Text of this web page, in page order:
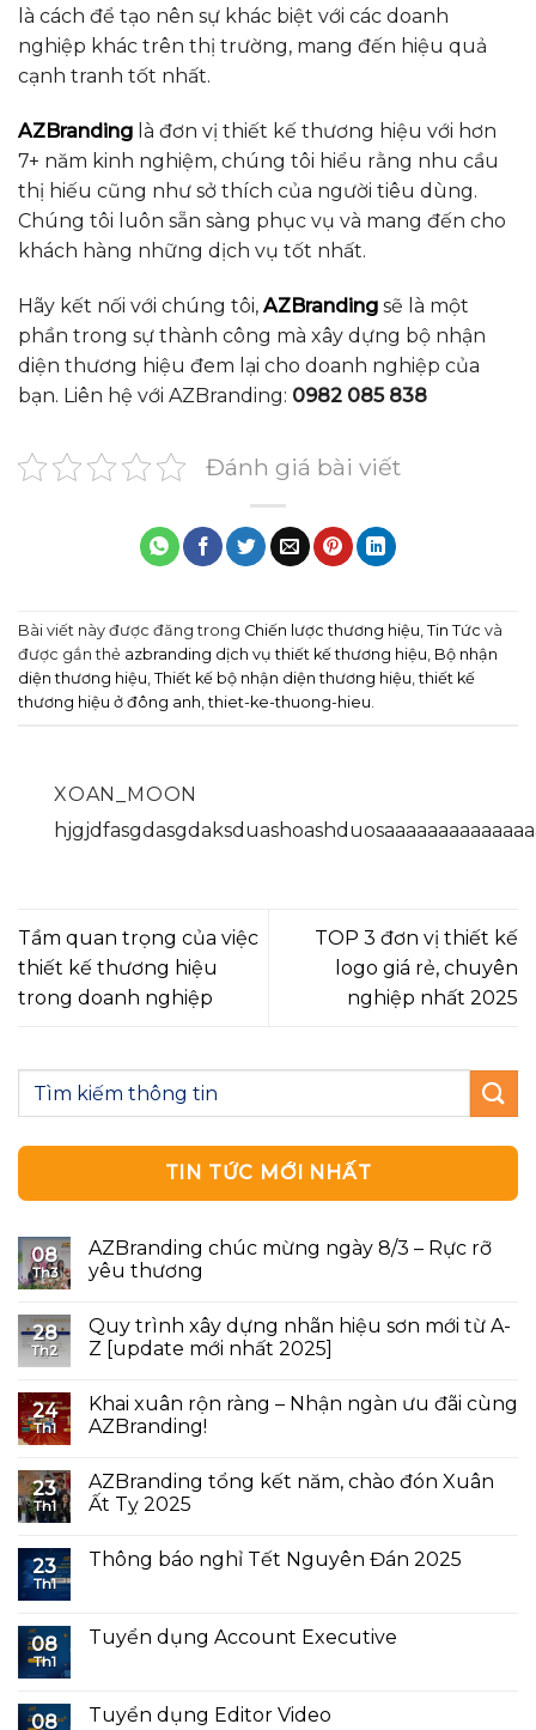
là cách để tạo nên sự khác biệt với các doanh
nghiệp khác trên thị trường, mang đến hiệu quả
cạnh tranh tốt nhất.
AZBranding là đơn vị thiết kế thương hiệu với hơn
7+ năm kinh nghiệm, chúng tôi hiểu rằng nhu cầu
thị hiếu cũng như sở thích của người tiêu dùng.
Chúng tôi luôn sẵn sàng phục vụ và mang đến cho
khách hàng những dịch vụ tốt nhất.
Hãy kết nối với chúng tôi, AZBranding sẽ là một
phần trong sự thành công mà xây dựng bộ nhận
diện thương hiệu đem lại cho doanh nghiệp của
bạn. Liên hệ với AZBranding: 0982 085 838
Đánh giá bài viết
Bài viết này được đăng trong Chiến lược thương hiệu, Tin Tức và
được gắn thẻ azbranding dịch vụ thiết kế thương hiệu, Bộ nhận
diện thương hiệu, Thiết kế bộ nhận diện thương hiệu,thiết kế
thương hiệu ở đông anh,thiet-ke-thuong-hieu.
XOAN_MOON
Tầm quan trọng của việc
thiết kế thương hiệu
trong doanh nghiệp
TOP 3 đơn vị thiết kế
logo giá rẻ, chuyên
nghiệp nhất 2025
TIN TỨC MỚI NHẤT
08
Th3
AZBranding chúc mừng ngày 8/3 – Rực rỡ
yêu thương
28
Th2
Quy trình xây dựng nhãn hiệu sơn mới từ A-
Z [update mới nhất 2025]
24
Th1
Khai xuân rộn ràng – Nhận ngàn ưu đãi cùng
AZBranding!
23
Th1
AZBranding tổng kết năm, chào đón Xuân
Ất Tỵ 2025
23
Th1
Thông báo nghỉ Tết Nguyên Đán 2025
08
Th1
Tuyển dụng Account Executive
08 Tuyển dụng Editor Video